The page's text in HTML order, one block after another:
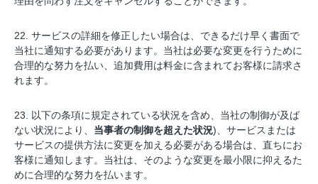
22. サービスの詳細を修正したい場合は、できるだけ早く書面で
当社に通知する必要があります。当社は必要な変更を行うために
合理的な努力を払い、追加費用は料金に含まれてお客様に請求さ
れます。
23. 以下の条項に規定されている状況を含め、当社の制御が及ば
ない状況により、 当事者の制御を超えた状況)、サービスまたは
サービスの提供方法に変更を加える必要がある場合は、直ちにお
客様に通知します。当社は、そのような変更を最小限に抑えるた
めに合理的な努力を払います。